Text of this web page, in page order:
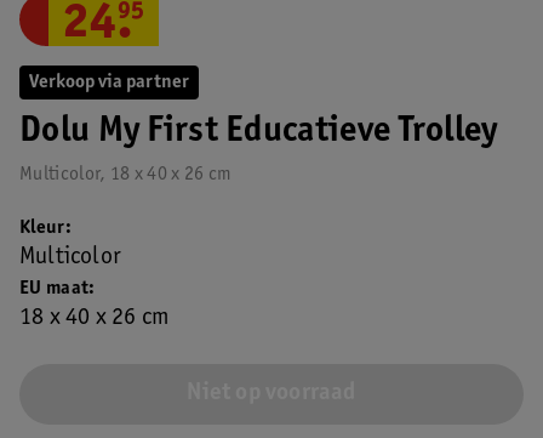
Verkoop via partner
Dolu My First Educatieve Trolley
Multicolor, 18 x 40 x 26 cm
24.
95
EU maat
18 x 40 x 26 cm
Kleur
Multicolor